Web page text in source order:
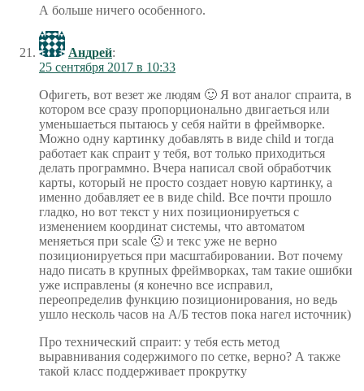
А больше ничего особенного.
Андрей:
25 сентября 2017 в 10:33
Офигеть, вот везет же людям 🙂 Я вот аналог спраита, в
котором все сразу пропорционально двигаеться или
уменьшаеться пытаюсь у себя найти в фреймворке.
Можно одну картинку добавлять в виде child и тогда
работает как спраит у тебя, вот только приходиться
делать программно. Вчера написал свой обработчик
карты, который не просто создает новую картинку, а
именно добавляет ее в виде child. Все почти прошло
гладко, но вот текст у них позиционируеться с
изменением координат системы, что автоматом
меняеться при scale 🙁 и текс уже не верно
позиционируеться при масштабировании. Вот почему
надо писать в крупных фреймворках, там такие ошибки
уже исправлены (я конечно все исправил,
переопределив функцию позиционирования, но ведь
ушло несколь часов на А/Б тестов пока нагел источник)
Про технический спраит: у тебя есть метод
выравнивания содержимого по сетке, верно? А также
такой класс поддерживает прокрутку